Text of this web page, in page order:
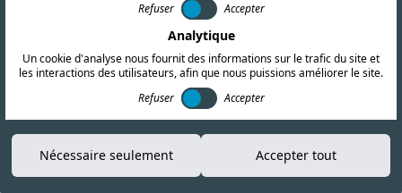
Demander un devis
Recevez un devis en 24h pour vos besoins de
Refuser
Accepter
Analytique
Un cookie d'analyse nous fournit des informations sur le trafic du site et
les interactions des utilisateurs, afin que nous puissions améliorer le site.
Refuser
Accepter
Nécessaire seulement Accepter tout